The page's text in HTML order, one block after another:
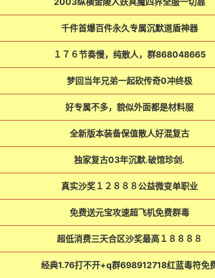
千件首爆百件永久专属沉默道盾神器
１７６节奏慢，纯散人，群868048665
梦回当年兄弟一起砍传奇0冲终极
好专属不多，貌似外面都是材料服
全新版本装备保值散人好混复古
独家复古03年沉默.破馆珍剑.
真实沙奖１２８８８公益微变单职业
免费送元宝攻速超飞机免费群毒
超低消费三天合区沙奖最高１８８８８
经典1.76打不开+q群698912718红蓝毒符免